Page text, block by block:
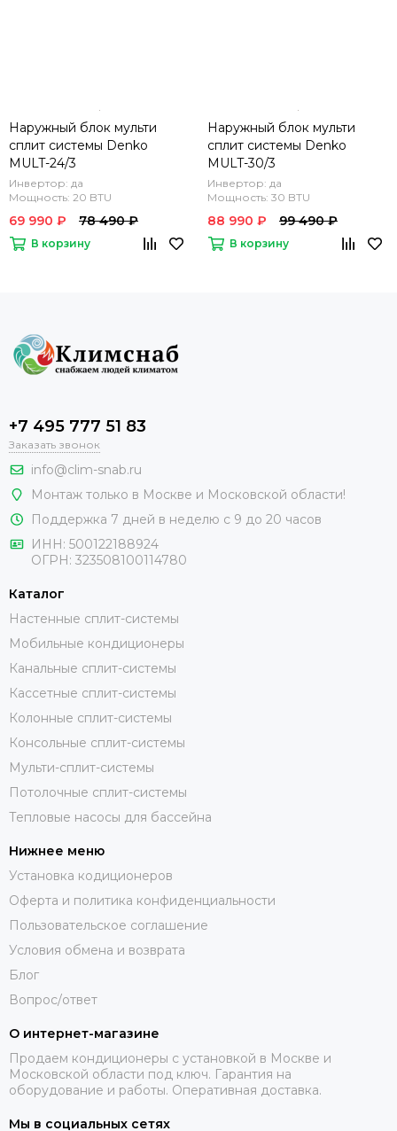
Наружный блок мульти
сплит системы Denko
MULT-24/3
Инвертор: да
Мощность: 20 BTU
69 990 ₽ 78 490 ₽
В корзину
Наружный блок мульти
сплит системы Denko
MULT-30/3
Инвертор: да
Мощность: 30 BTU
88 990 ₽ 99 490 ₽
В корзину
+7 495 777 51 83
Заказать звонок
info@clim-snab.ru
Монтаж только в Москве и Московской области!
Поддержка 7 дней в неделю с 9 до 20 часов
ИНН: 500122188924
ОГРН: 323508100114780
Каталог
Настенные сплит-системы
Мобильные кондиционеры
Канальные сплит-системы
Кассетные сплит-системы
Колонные сплит-системы
Консольные сплит-системы
Мульти-сплит-системы
Потолочные сплит-системы
Тепловые насосы для бассейна
Нижнее меню
Установка кодиционеров
Оферта и политика конфиденциальности
Пользовательское соглашение
Условия обмена и возврата
Блог
Вопрос/ответ
О интернет-магазине
Продаем кондиционеры с установкой в Москве и
Московской области под ключ. Гарантия на
оборудование и работы. Оперативная доставка.
Мы в социальных сетях